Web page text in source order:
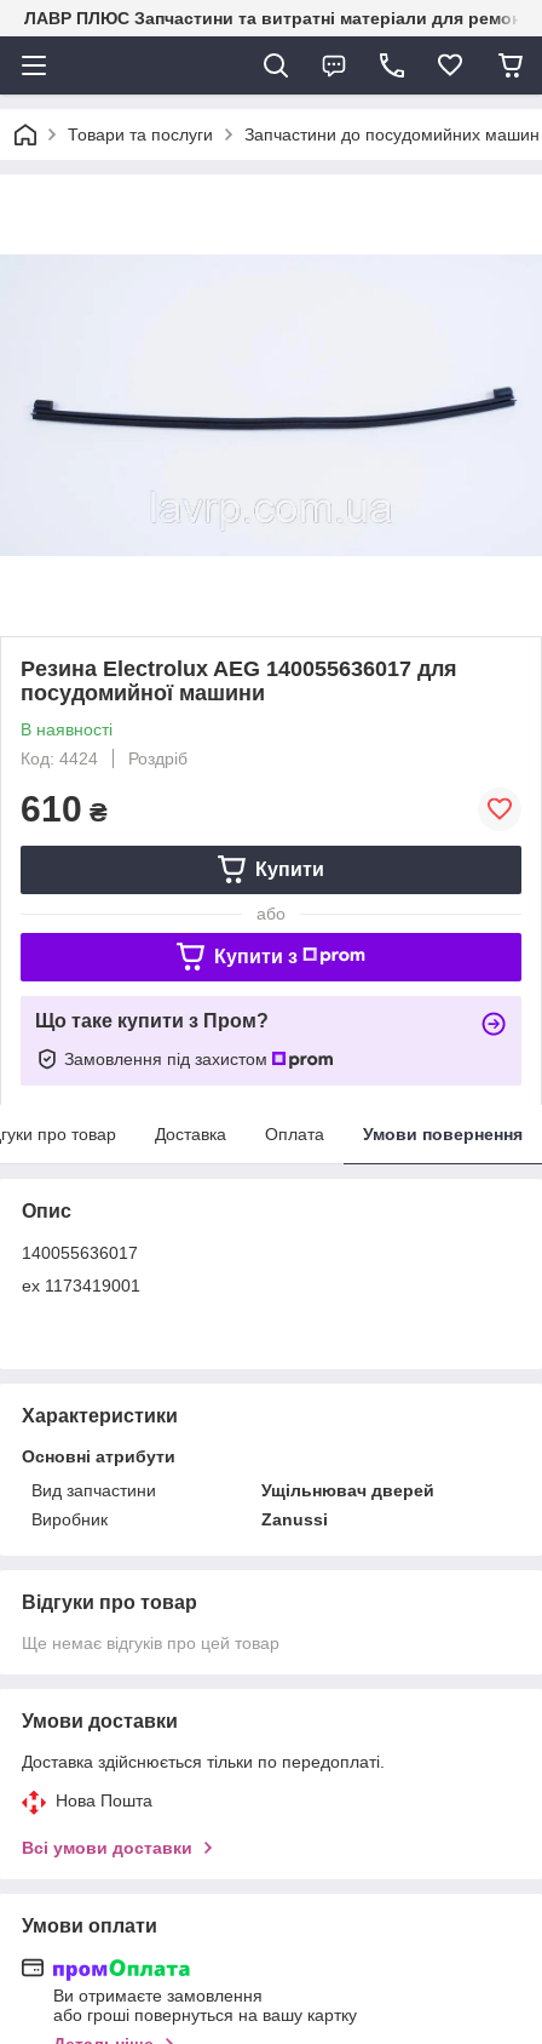
ЛАВР ПЛЮС Запчастини та витратні матеріали для ремонту
Товари та послуги Запчастини до посудомийних
Резина Electrolux AEG 140055636017 для
посудомийної машини
В наявності
Код: 4424
Роздріб
610 ₴
Купити
або
Купити з
Що таке купити з Пром?
Замовлення під захистом
про товар Доставка Оплата Умови повернення
Опис
140055636017
ex 1173419001
Характеристики
Основні атрибути
Вид запчастини
Ущільнювач дверей
Виробник
Zanussi
Відгуки про товар
Ще немає відгуків про цей товар
Умови доставки
Доставка здійснюється тільки по передоплаті.
Нова Пошта
Всі умови доставки
Умови оплати
Ви отримаєте замовлення
або гроші повернуться на вашу картку